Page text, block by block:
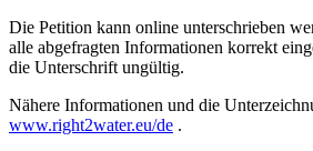
Die Petition kann online unterschrieben
alle abgefragten Informationen korrekt
die Unterschrift ungültig.
Nähere Informationen und die
www.right2water.eu/de .